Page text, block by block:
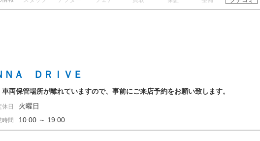
ＮＡ ＤＲＩＶＥ
両保管場所が離れていますので、事前にご来店予約をお願い致します。
休日 火曜日
時間 10:00 ～ 19:00